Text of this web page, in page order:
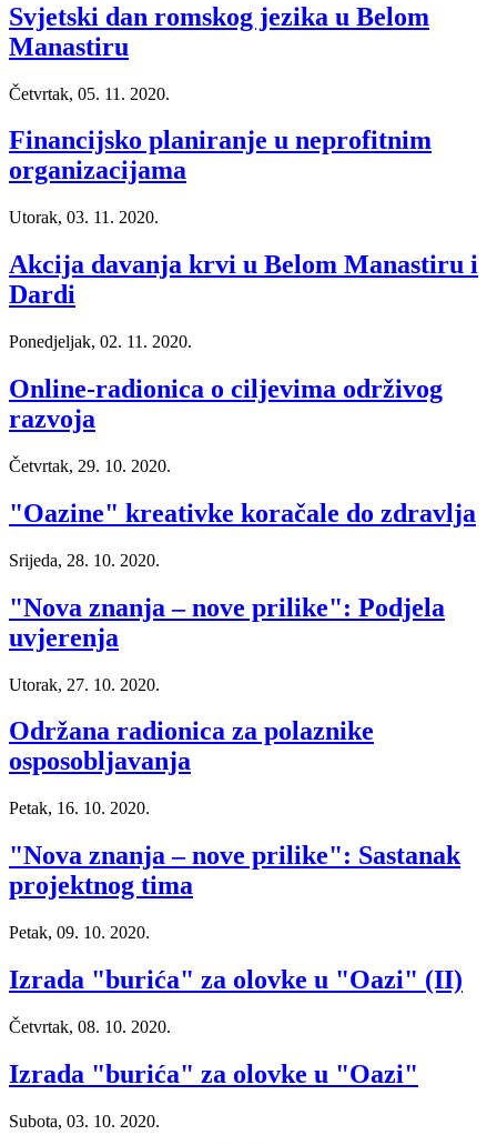
Svjetski dan romskog jezika u Belom
Manastiru
Četvrtak, 05. 11. 2020.
Financijsko planiranje u neprofitnim
organizacijama
Utorak, 03. 11. 2020.
Akcija davanja krvi u Belom Manastiru i
Dardi
Ponedjeljak, 02. 11. 2020.
Online-radionica o ciljevima održivog
razvoja
Četvrtak, 29. 10. 2020.
"Oazine" kreativke koračale do zdravlja
Srijeda, 28. 10. 2020.
"Nova znanja – nove prilike": Podjela
uvjerenja
Utorak, 27. 10. 2020.
Održana radionica za polaznike
osposobljavanja
Petak, 16. 10. 2020.
"Nova znanja – nove prilike": Sastanak
projektnog tima
Petak, 09. 10. 2020.
Izrada "burića" za olovke u "Oazi" (II)
Četvrtak, 08. 10. 2020.
Izrada "burića" za olovke u "Oazi"
Subota, 03. 10. 2020.